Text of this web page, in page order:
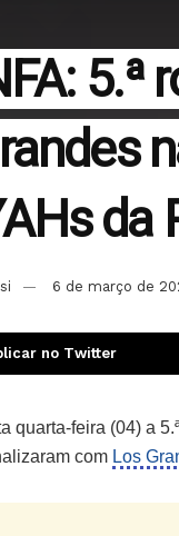
5.ª
da
6 de março de
no Twitter
quarta-feira (04) a
com Los